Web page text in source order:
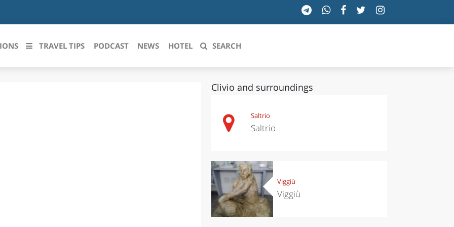
TOSCANA
UMBRIA
VALLE D'AOSTA
VENETO
TRAVEL TIPS PODCAST NEWS HOTEL SEARCH
Clivio and surroundings
Saltrio
Saltrio
Viggiù
Viggiù